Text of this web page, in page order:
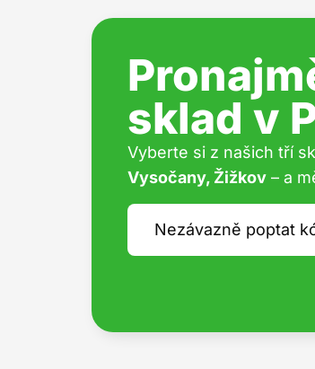
sklad v
Vyberte si z našich tří
Vysočany, Žižkov – a
Nezávazně poptat